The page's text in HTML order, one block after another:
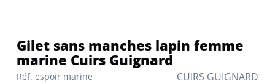
CUIRS GUIGNARD
Réf. espoir marine
Gilet sans manches lapin femme
marine Cuirs Guignard